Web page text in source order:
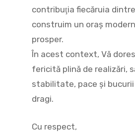
contribuţia fiecăruia
construim un oraș m
prosper.
În acest context, Vă
fericită plină de realizări,
stabilitate, pace şi
dragi.
Cu respect,